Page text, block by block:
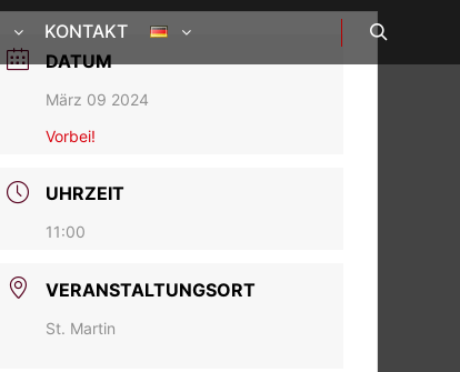
KONTAKT
DATUM
März 09 2024
Vorbei!
UHRZEIT
11:00
VERANSTALTUNGSORT
St. Martin